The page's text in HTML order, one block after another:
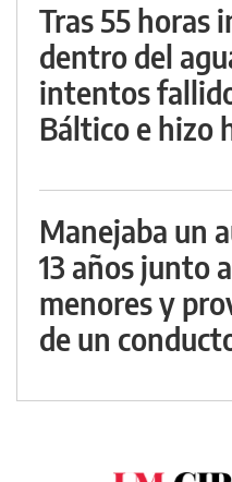
Tras 55 horas
dentro del
intentos
Báltico e hizo
Manejaba un
13 años junto
menores y
de un